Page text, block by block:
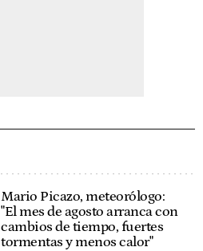
Mario Picazo, meteorólogo:
"El mes de agosto arranca con
cambios de tiempo, fuertes
tormentas y menos calor"